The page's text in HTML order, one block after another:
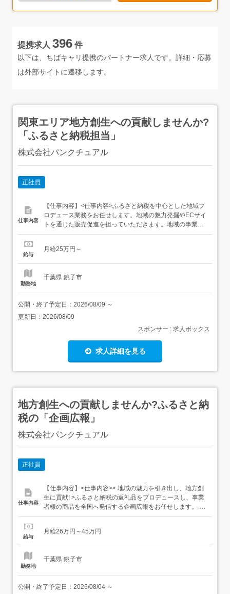
多いそうで、特に家族に紹介できるなんて、よっぽど働く
事務所は2023年に改装。業務スペース・会議スペース・応
接室・お手洗いなど…とても綺麗な社内を見学させていた
嬉しいところかとも思います！
提携求人 396 件
以下は、ちばキャリ提携のパートナー求人です。詳細・応募
は外部サイトに遷移します。
関東エリア地方創生への貢献しませんか?
「ふるさと納税担当」
株式会社パンクチュアル
正社員
仕事内容
【仕事内容】<仕事内容>ふるさと納税を中心とした地域プ
ロデュース業務をお任せします。地域の魅力発掘やECサイ
トを通じた販売促進を担っていただきます。地域の事業者
と共に戦略を立て、地域産業を盛り上げる業務です。課題
力発掘商品撮影やポータルサイトへの掲載管理受注、在庫
給与
月給25万円～
勤務地
千葉県 銚子市
公開・終了予定日： 2026/08/09 ～
更新日： 2026/08/09
スポンサー : 求人ボックス
求人詳細を見る
地方創生への貢献しませんか?ふるさと納
税の「企画広報」
株式会社パンクチュアル
正社員
仕事内容
【仕事内容】<仕事内容>< 地域の魅力を引き出し、地方創
生に貢献! >ふるさと納税の返礼品をプロデュースし、事業
者様の商品を全国へ発信する企画広報をお任せします。 返
礼品の企画・プロデュース生産者さんの想いを深掘りし、
に創り上げます。 PR・広報クリエイティブ写真撮影・ラ
給与
月給26万円～45万円
勤務地
千葉県 銚子市
公開・終了予定日： 2026/08/04 ～